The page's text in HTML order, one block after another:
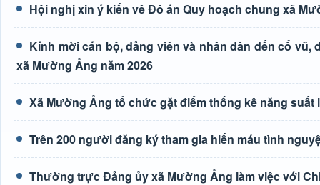
Hội nghị xin ý kiến về Đồ án Quy hoạch chung xã
Kính mời cán bộ, đảng viên và nhân dân đến cổ
xã Mường Ảng năm 2026
Xã Mường Ảng tổ chức gặt điểm thống kê năng suất
Trên 200 người đăng ký tham gia hiến máu tình
Thường trực Đảng ủy xã Mường Ảng làm việc với